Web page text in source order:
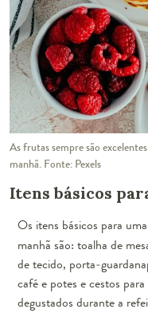
As frutas sempre são
manhã. Fonte: Pexels
Itens básicos
Os itens básicos para
manhã são: toalha de
de tecido, porta-
café e potes e cestos para
degustados durante a